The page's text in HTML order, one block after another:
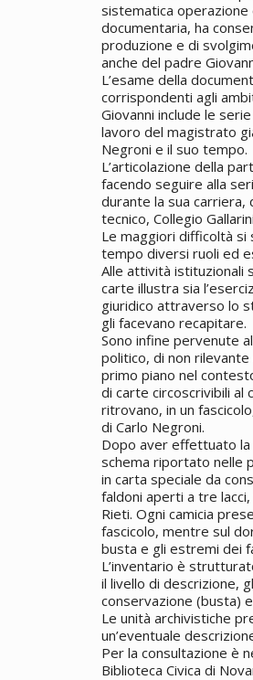
sistematica operazione
documentaria, ha
produzione e di
anche del padre
L’esame della
corrispondenti agli
Giovanni include le
lavoro del magistrato
Negroni e il suo tempo.
L’articolazione della
facendo seguire alla
durante la sua carriera,
tecnico, Collegio
Le maggiori difficoltà
tempo diversi ruoli ed
Alle attività istituzionali
carte illustra sia
giuridico attraverso lo
gli facevano recapitare.
Sono infine pervenute
politico, di non
primo piano nel
di carte circoscrivibili
ritrovano, in un
di Carlo Negroni.
Dopo aver effettuato la
schema riportato nelle
in carta speciale da
faldoni aperti a tre
Rieti. Ogni camicia
fascicolo, mentre sul
busta e gli estremi dei
L’inventario è
il livello di descrizione,
conservazione (busta)
Le unità archivistiche
un’eventuale
Per la consultazione è
Biblioteca Civica di